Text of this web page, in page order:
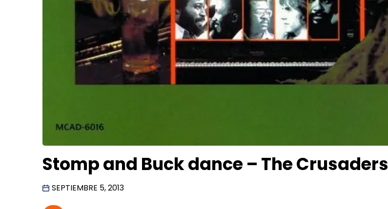
Stomp and Buck dance – The Crusaders
SEPTIEMBRE 5, 2013